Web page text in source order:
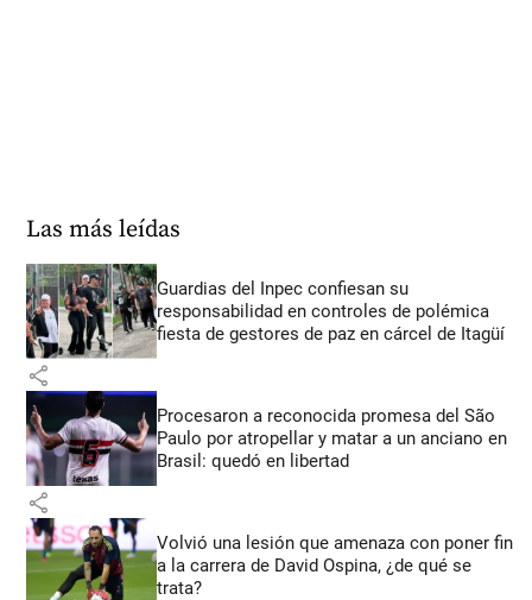
Las más leídas
Guardias del Inpec confiesan su
responsabilidad en controles de polémica
fiesta de gestores de paz en cárcel de Itagüí
share
Procesaron a reconocida promesa del São
Paulo por atropellar y matar a un anciano en
Brasil: quedó en libertad
share
Volvió una lesión que amenaza con poner fin
a la carrera de David Ospina, ¿de qué se
trata?